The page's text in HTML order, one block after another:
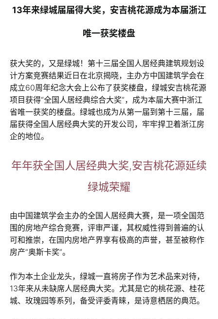
13年来绿城届届得大奖，安吉桃花源成为本届浙江
唯一获奖楼盘
获大奖的，又是绿城！第十三届全国人居经典建筑规划设
计方案竞赛结果近日在北京揭晓，主办方中国建筑学会在
成立60周年纪念大会上公布了获奖楼盘，绿城安吉桃花源
项目获得“全国人居经典综合大奖”，成为本届大赛中浙江
省唯一获奖的楼盘。绿城也成为从第一届到第十三届，届
届获得全国人居经典大奖的开发公司，牢牢捍卫着浙江房
企的地位。
年年获全国人居经典大奖,安吉桃花源延续
绿城荣耀
由中国建筑学会主办的全国人居经典大赛，是一项全国范
围的房地产综合竞赛，评审严谨，其权威性得到普遍的认
可和推崇，在国内房地产界享有极高的声誉，甚至被称作
房产“奥斯卡奖”。
作为本土企业龙头，绿城一直将房子作为艺术品来对待，
13年来从未缺席人居经典大奖。尤其是它的桃花源、桂花
城、玫瑰园等系列，备受评委青睐，是诗意栖居的典范。